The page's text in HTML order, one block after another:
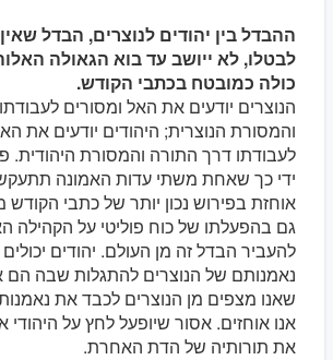
ההבדל בין יהודים לנוצרים, הבדל
לבטלו, לא ייושב עד בוא הגאולה
כולה כמובטח בכתבי הקודש.
הנוצרים יודעים את האל ומסורים
והמסורת הנוצרית; היהודים יודעים את
לעבודתו דרך התורה והמסורת היהודית.
ידי כך שאחת משתי עדות האמונה
אוחזת בפירוש נכון יותר של כתבי
גם בהפעלתו של כוח פוליטי על הקהילה
להעביר הבדל זה מן העולם. יהודים
נאמנותם של הנוצרים להתגלות שבה
שאנו מצפים מן הנוצרים לכבד את
אנו אוחזים. אסור שיופעל לחץ על היהודי
את תורותיה של הדת האחרת.